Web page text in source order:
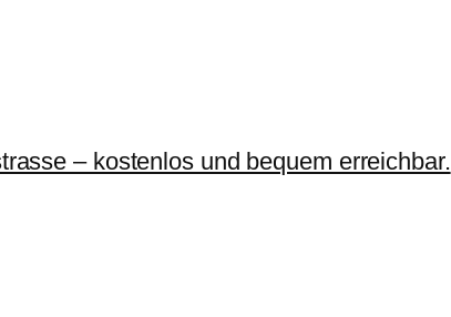
– kostenlos und bequem erreichbar.